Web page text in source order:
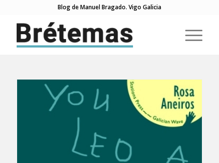
Blog de Manuel Bragado. Vigo Galicia